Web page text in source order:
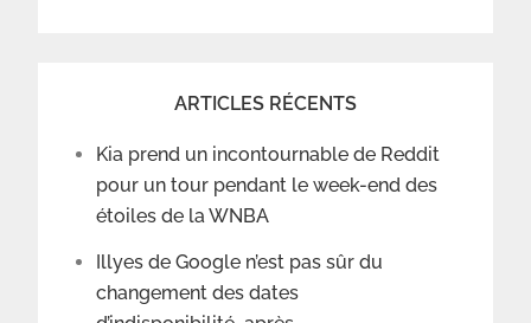
ARTICLES RÉCENTS
Kia prend un incontournable de Reddit
pour un tour pendant le week-end des
étoiles de la WNBA
Illyes de Google n’est pas sûr du
changement des dates